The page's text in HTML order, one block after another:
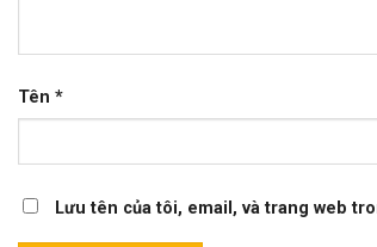
Tên *
Lưu tên của tôi, email, và trang web